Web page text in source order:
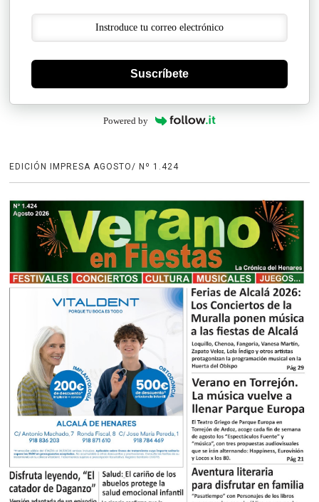
Suscríbete
Powered by
EDICIÓN IMPRESA AGOSTO/ Nº 1.424